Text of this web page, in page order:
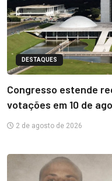
DESTAQUES
Congresso estende
votações em 10 de
2 de agosto de 2026